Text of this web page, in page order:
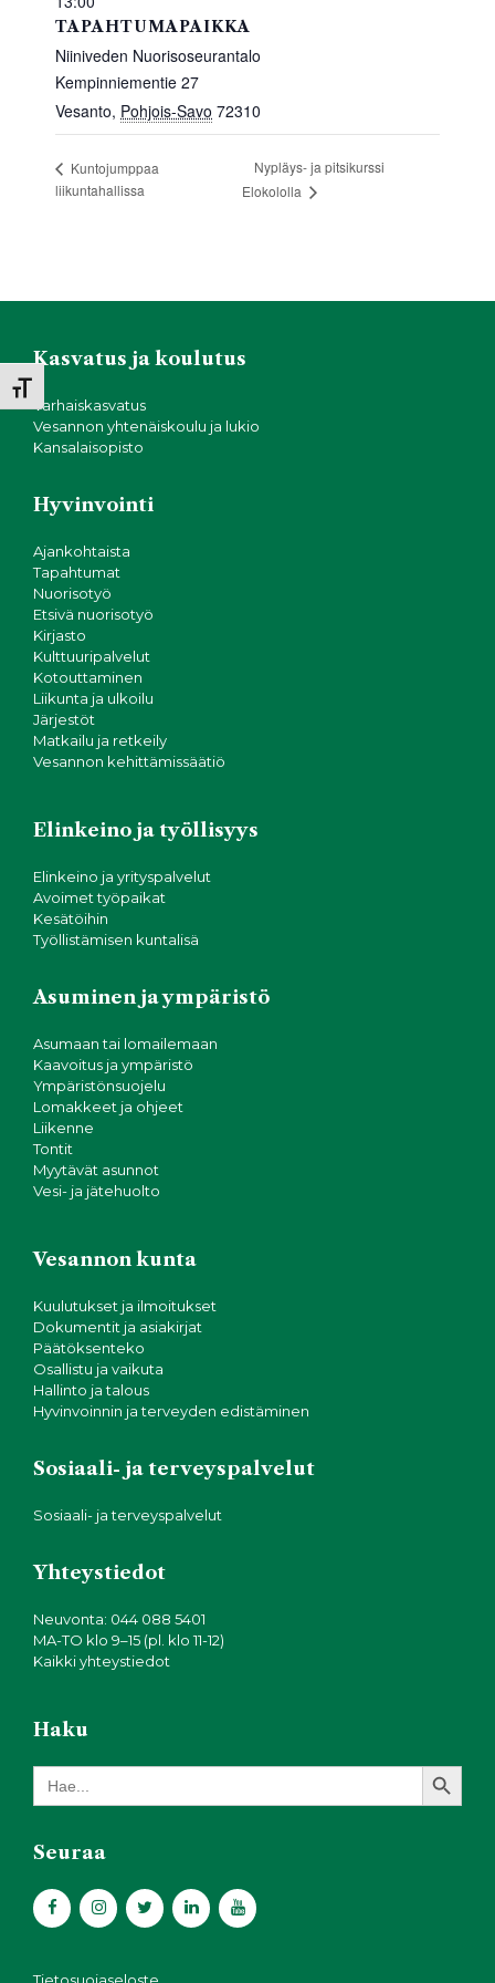
Toggle Font size
TAPAHTUMAPAIKKA
Niiniveden Nuorisoseurantalo
Kempinniementie 27
Vesanto, Pohjois-Savo 72310
Kuntojumppaa
liikuntahallissa
Nypläys- ja pitsikurssi
Elokololla
Kasvatus ja koulutus
Varhaiskasvatus
Vesannon yhtenäiskoulu ja lukio
Kansalaisopisto
Hyvinvointi
Ajankohtaista
Tapahtumat
Nuorisotyö
Etsivä nuorisotyö
Kirjasto
Kulttuuripalvelut
Kotouttaminen
Liikunta ja ulkoilu
Järjestöt
Matkailu ja retkeily
Vesannon kehittämissäätiö
Elinkeino ja työllisyys
Elinkeino ja yrityspalvelut
Avoimet työpaikat
Kesätöihin
Työllistämisen kuntalisä
Asuminen ja ympäristö
Asumaan tai lomailemaan
Kaavoitus ja ympäristö
Ympäristönsuojelu
Lomakkeet ja ohjeet
Liikenne
Tontit
Myytävät asunnot
Vesi- ja jätehuolto
Vesannon kunta
Kuulutukset ja ilmoitukset
Dokumentit ja asiakirjat
Päätöksenteko
Osallistu ja vaikuta
Hallinto ja talous
Hyvinvoinnin ja terveyden edistäminen
Sosiaali- ja terveyspalvelut
Sosiaali- ja terveyspalvelut
Yhteystiedot
Neuvonta: 044 088 5401
MA-TO klo 9–15 (pl. klo 11-12)
Kaikki yhteystiedot
Haku
Search
for:
Search Button
Seuraa